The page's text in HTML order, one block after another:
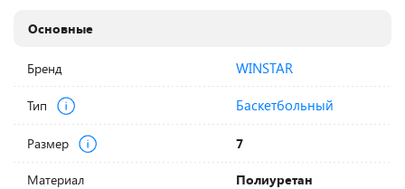
Основные
Бренд WINSTAR
Тип Баскетбольный
Размер 7
Материал Полиуретан